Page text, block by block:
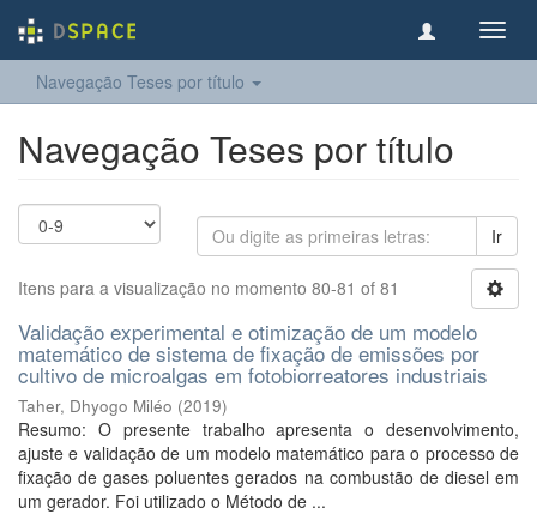
Navegação Teses por título
Navegação Teses por título
Ir
Itens para a visualização no momento 80-81 of 81
Validação experimental e otimização de um modelo
matemático de sistema de fixação de emissões por
cultivo de microalgas em fotobiorreatores industriais
Taher, Dhyogo Miléo (2019)
Resumo: O presente trabalho apresenta o desenvolvimento,
ajuste e validação de um modelo matemático para o processo de
fixação de gases poluentes gerados na combustão de diesel em
um gerador. Foi utilizado o Método de ...